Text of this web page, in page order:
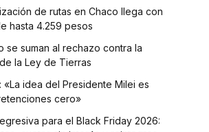
de rutas en Chaco llega con
hasta 4.259 pesos
se suman al rechazo contra la
la Ley de Tierras
«La idea del Presidente Milei es
cero»
para el Black Friday 2026: